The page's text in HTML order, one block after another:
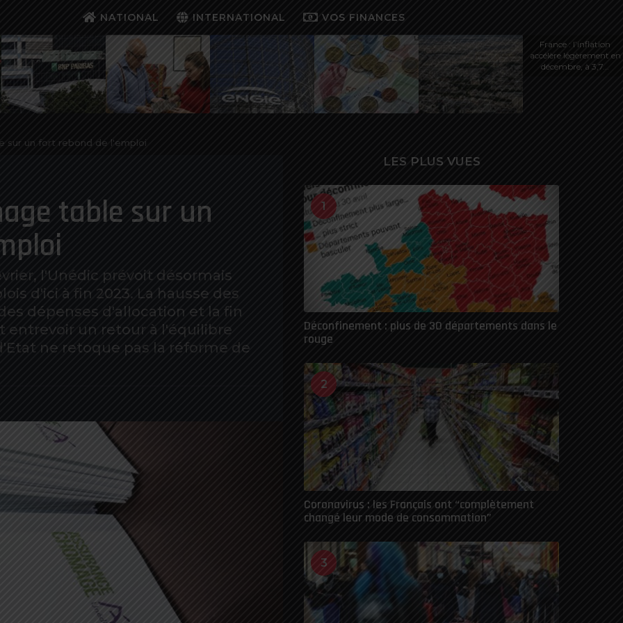
NATIONAL INTERNATIONAL VOS FINANCES
France : l’inflation
accélère légèrement en
décembre, à 3,7...
sur un fort rebond de l'emploi
table sur un
l'Unédic prévoit désormais
d'ici à fin 2023. La hausse des
dépenses d'allocation et la fin
entrevoir un retour à l'équilibre
ne retoque pas la réforme de
LES PLUS VUES
1
Déconfinement : plus de 30 départements dans le
rouge
2
Coronavirus : les Français ont “complètement
changé leur mode de consommation”
3